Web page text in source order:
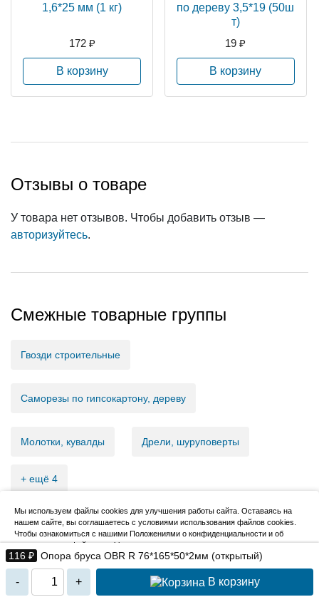
116 ₽ Опора бруса ОBR R 76*165*50*2мм (открытый)
- + В корзину
1,6*25 мм (1 кг)
172 ₽
В корзину
по дереву 3,5*19 (50ш
т)
19 ₽
В корзину
Отзывы о товаре
У товара нет отзывов. Чтобы добавить отзыв —
авторизуйтесь.
Смежные товарные группы
Гвозди строительные
Саморезы по гипсокартону, дереву
Молотки, кувалды Дрели, шуруповерты
+ ещё 4
2007–2026, НовМетиз
Мы используем файлы cookies для улучшения работы сайта. Оставаясь на
нашем сайте, вы соглашаетесь с условиями использования файлов cookies.
Чтобы ознакомиться с нашими Положениями о конфиденциальности и об
использовании файлов cookie,нажмите здесь.
Я согласен